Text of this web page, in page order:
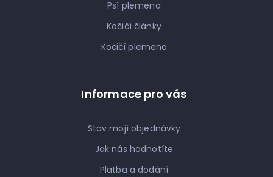
Psí plemena
Kočičí články
Kočičí plemena
Informace pro vás
Stav mojí objednávky
Jak nás hodnotíte
Platba a dodání